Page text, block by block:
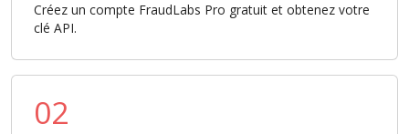
Créez un compte FraudLabs Pro gratuit et obtenez votre
clé API.
02